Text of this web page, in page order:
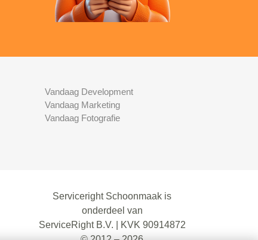
Vandaag Development
Vandaag Marketing
Vandaag Fotografie
Serviceright Schoonmaak is
onderdeel van
ServiceRight B.V. | KVK 90914872